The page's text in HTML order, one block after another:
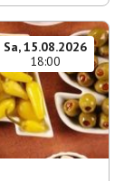
Sa, 15.08.2026
18:00